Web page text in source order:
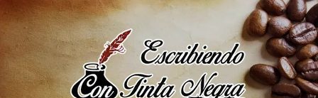
Saltar
al
contenido